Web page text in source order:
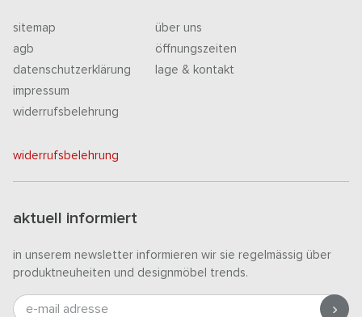
sitemap
agb
datenschutzerklärung
impressum
widerrufsbelehrung
über uns
öffnungszeiten
lage & kontakt
widerrufsbelehrung
aktuell informiert
in unserem newsletter informieren wir sie regelmässig über
produktneuheiten und designmöbel trends.
e-mail adresse